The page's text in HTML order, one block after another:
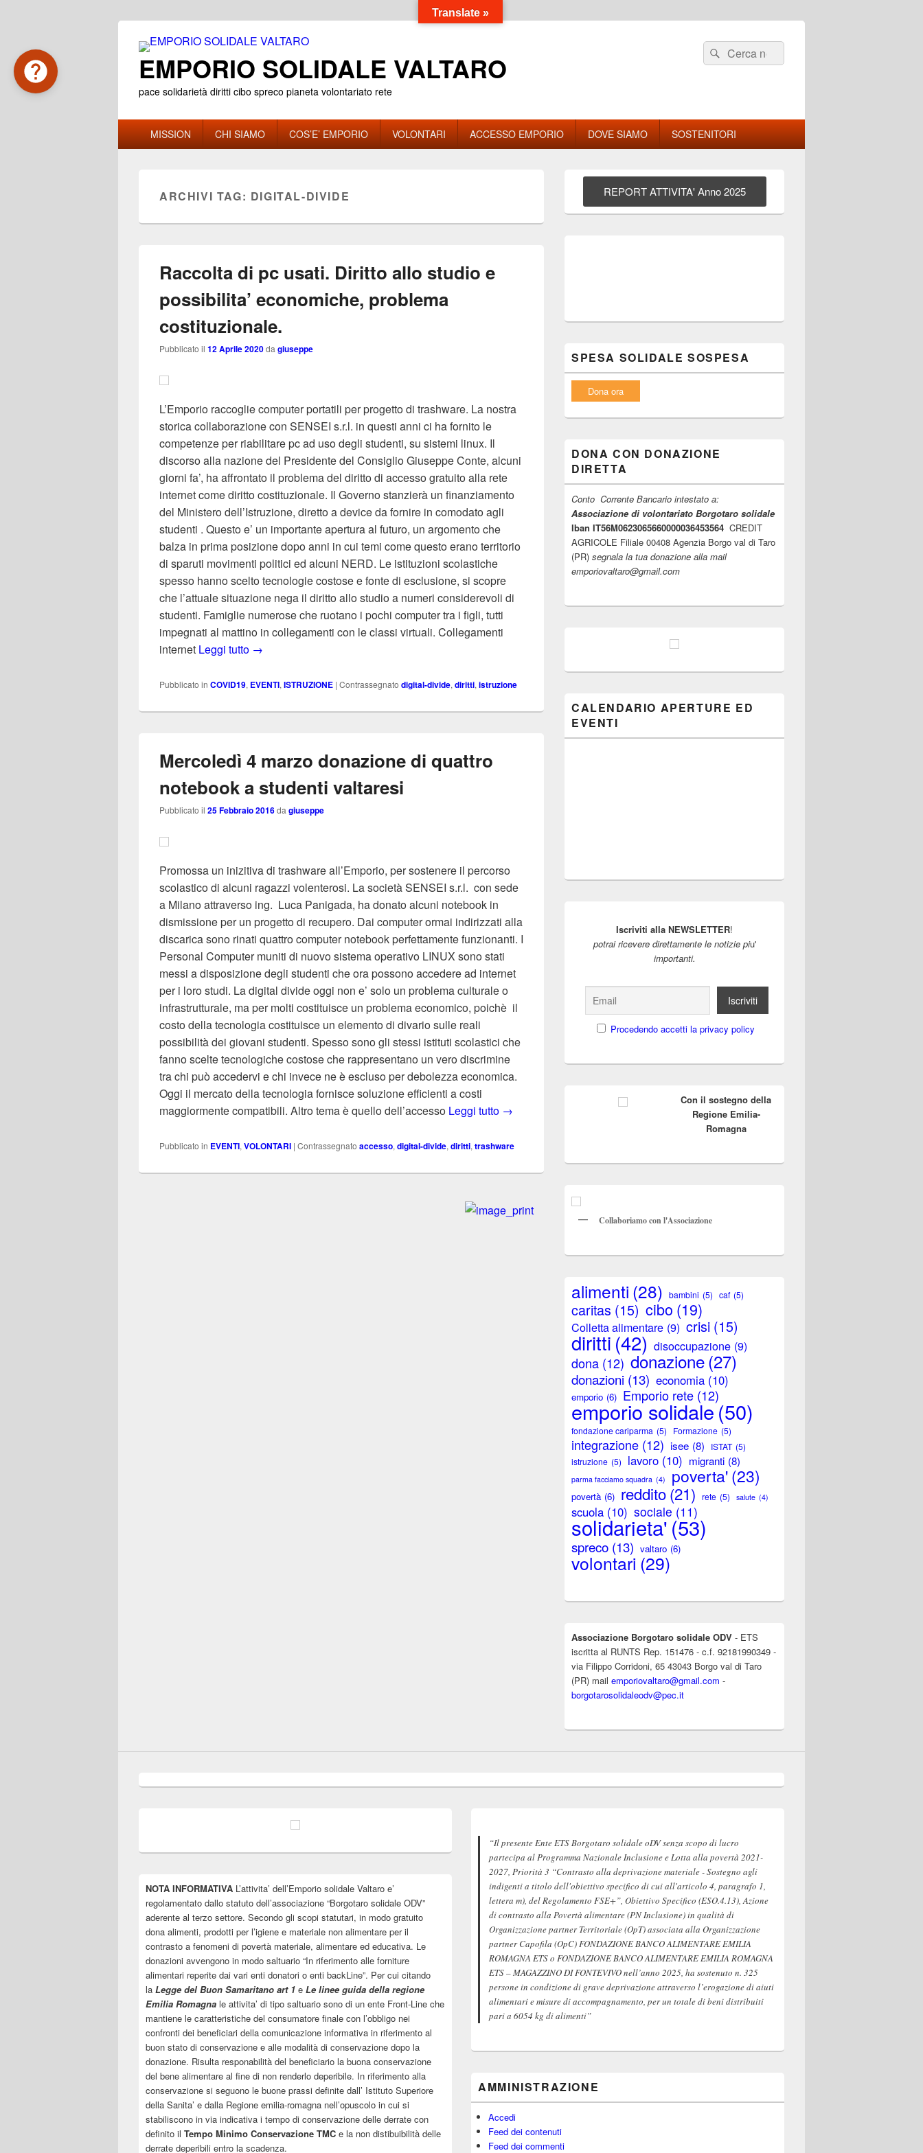
EMPORIO SOLIDALE VALTARO
pace solidarietà diritti cibo spreco pianeta volontariato rete
Cerca:Cerca
Menu
principaleMISSION CHI SIAMO COS’E’ EMPORIO VOLONTARI ACCESSO EMPORIO DOVE SIAMO SOSTENITORI
ARCHIVI TAG: DIGITAL-DIVIDE
Raccolta di pc usati. Diritto allo studio e
possibilita’ economiche, problema
costituzionale.
Pubblicato il 12 Aprile 2020da giuseppe
L’Emporio raccoglie computer portatili per progetto di trashware. La nostra
storica collaborazione con SENSEI s.r.l. in questi anni ci ha fornito le
competenze per riabilitare pc ad uso degli studenti, su sistemi linux. Il
discorso alla nazione del Presidente del Consiglio Giuseppe Conte, alcuni
giorni fa’, ha affrontato il problema del diritto di accesso gratuito alla rete
internet come diritto costituzionale. Il Governo stanzierà un finanziamento
del Ministero dell’Istruzione, diretto a device da fornire in comodato agli
studenti . Questo e’ un importante apertura al futuro, un argomento che
balza in prima posizione dopo anni in cui temi come questo erano territorio
di sparuti movimenti politici ed alcuni NERD. Le istituzioni scolastiche
spesso hanno scelto tecnologie costose e fonte di esclusione, si scopre
che l’attuale situazione nega il diritto allo studio a numeri considerevoli di
studenti. Famiglie numerose che ruotano i pochi computer tra i figli, tutti
impegnati al mattino in collegamenti con le classi virtuali. Collegamenti
internet Leggi tutto Raccolta di pc usati. Diritto allo studio e possibilita’ economiche, problema costituzionale.
→
Pubblicato in COVID19, EVENTI, ISTRUZIONE | Contrassegnato digital-divide, diritti, istruzione
Mercoledì 4 marzo donazione di quattro
notebook a studenti valtaresi
Pubblicato il 25 Febbraio 2016da giuseppe
Promossa un inizitiva di trashware all’Emporio, per sostenere il percorso
scolastico di alcuni ragazzi volenterosi. La società SENSEI s.r.l. con sede
a Milano attraverso ing. Luca Panigada, ha donato alcuni notebook in
dismissione per un progetto di recupero. Dai computer ormai indirizzati alla
discarica sono rinati quattro computer notebook perfettamente funzionanti. I
Personal Computer muniti di nuovo sistema operativo LINUX sono stati
messi a disposizione degli studenti che ora possono accedere ad internet
per i loro studi. La digital divide oggi non e’ solo un problema culturale o
infrastrutturale, ma per molti costituisce un problema economico, poichè il
costo della tecnologia costituisce un elemento di divario sulle reali
possibilità dei giovani studenti. Spesso sono gli stessi istituti scolastici che
fanno scelte tecnologiche costose che rappresentano un vero discrimine
tra chi può accedervi e chi invece ne è escluso per debolezza economica.
Oggi il mercato della tecnologia fornisce soluzione efficienti a costi
maggiormente compatibili. Altro tema è quello dell’accesso Leggi tutto Mercoledì 4 marzo donazione di quattro notebook a studenti valtaresi
→
Pubblicato in EVENTI, VOLONTARI | Contrassegnato accesso, digital-divide, diritti, trashware
laterale
REPORT ATTIVITA' Anno 2025
SPESA SOLIDALE SOSPESA
Dona ora
DONA CON DONAZIONE
DIRETTA
Conto Corrente Bancario intestato a:
Associazione di volontariato Borgotaro solidale
Iban IT56M0623065660000036453564 CREDIT
AGRICOLE Filiale 00408 Agenzia Borgo val di Taro
(PR) segnala la tua donazione alla mail
emporiovaltaro@gmail.com
CALENDARIO APERTURE ED
EVENTI
Iscriviti alla NEWSLETTER!
potrai ricevere direttamente le notizie piu'
importanti.
Procedendo accetti la privacy policy
Con il sostegno della
Regione Emilia-
Romagna
Collaboriamo con l'Associazione
alimenti (28) bambini (5) caf (5)
caritas (15) cibo (19)
Colletta alimentare (9) crisi (15)
diritti (42) disoccupazione (9)
dona (12) donazione(27)
donazioni (13) economia (10)
emporio (6) Emporio rete (12)
emporio solidale(50)
fondazione cariparma (5) Formazione (5)
integrazione (12) isee (8) ISTAT (5)
istruzione (5) lavoro (10) migranti (8)
parma facciamo squadra (4) poverta'(23)
povertà (6) reddito(21) rete (5) salute (4)
scuola (10) sociale (11)
solidarieta'(53)
spreco (13) valtaro (6)
volontari (29)
Associazione Borgotaro solidale ODV - ETS
iscritta al RUNTS Rep. 151476 - c.f. 92181990349 -
via Filippo Corridoni, 65 43043 Borgo val di Taro
(PR) mail emporiovaltaro@gmail.com -
borgotarosolidaleodv@pec.it
NOTA INFORMATIVA L’attivita’ dell’Emporio solidale Valtaro e’
regolamentato dallo statuto dell’associazione “Borgotaro solidale ODV”
aderente al terzo settore. Secondo gli scopi statutari, in modo gratuito
dona alimenti, prodotti per l’igiene e materiale non alimentare per il
contrasto a fenomeni di povertà materiale, alimentare ed educativa. Le
donazioni avvengono in modo saltuario “In riferimento alle forniture
alimentari reperite dai vari enti donatori o enti backLine”. Per cui citando
la Legge del Buon Samaritano art 1 e Le linee guida della regione
Emilia Romagna le attivita’ di tipo saltuario sono di un ente Front-Line che
mantiene le caratteristiche del consumatore finale con l’obbligo nei
confronti dei beneficiari della comunicazione informativa in riferimento al
buon stato di conservazione e alle modalità di conservazione dopo la
donazione. Risulta responabilità del beneficiario la buona conservazione
del bene alimentare al fine di non renderlo deperibile. In riferimento alla
conservazione si seguono le buone prassi definite dall’ Istituto Superiore
della Sanita’ e dalla Regione emilia-romagna nell’opuscolo in cui si
stabiliscono in via indicativa i tempo di conservazione delle derrate con
definito il Tempo Minimo Conservazione TMC e la non distibuibilità delle
derrate deperibili entro la scadenza.
“Il presente Ente ETS Borgotaro solidale oDV senza scopo di lucro
partecipa al Programma Nazionale Inclusione e Lotta alla povertà 2021-
2027, Priorità 3 “Contrasto alla deprivazione materiale - Sostegno agli
indigenti a titolo dell'obiettivo specifico di cui all'articolo 4, paragrafo 1,
lettera m), del Regolamento FSE+”, Obiettivo Specifico (ESO.4.13), Azione
di contrasto alla Povertà alimentare (PN Inclusione) in qualità di
Organizzazione partner Territoriale (OpT) associata alla Organizzazione
partner Capofila (OpC) FONDAZIONE BANCO ALIMENTARE EMILIA
ROMAGNA ETS o FONDAZIONE BANCO ALIMENTARE EMILIA ROMAGNA
ETS – MAGAZZINO DI FONTEVIVO nell’anno 2025, ha sostenuto n. 325
persone in condizione di grave deprivazione attraverso l’erogazione di aiuti
alimentari e misure di accompagnamento, per un totale di beni distribuiti
pari a 6054 kg di alimenti”
AMMINISTRAZIONE
Accedi
Feed dei contenuti
Feed dei commenti
Translate »